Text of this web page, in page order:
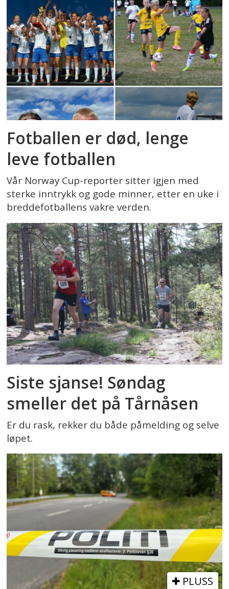
Fotballen er død, lenge
leve fotballen
Vår Norway Cup-reporter sitter igjen med
sterke inntrykk og gode minner, etter en uke i
breddefotballens vakre verden.
Siste sjanse! Søndag
smeller det på Tårnåsen
Er du rask, rekker du både påmelding og selve
løpet.
PLUSS